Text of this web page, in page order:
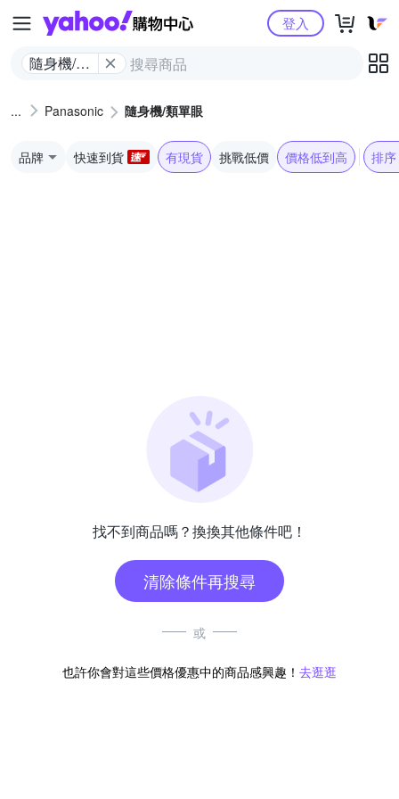
Yahoo購物中心
隨身機/類
登入
Panasonic 隨身機/類單眼
品牌 快速到貨 有現貨 挑戰低價 價格低到高 排序
找不到商品嗎？換換其他條件吧！
清除條件再搜尋
或
也許你會對這些價格優惠中的商品感興趣！ 去逛逛